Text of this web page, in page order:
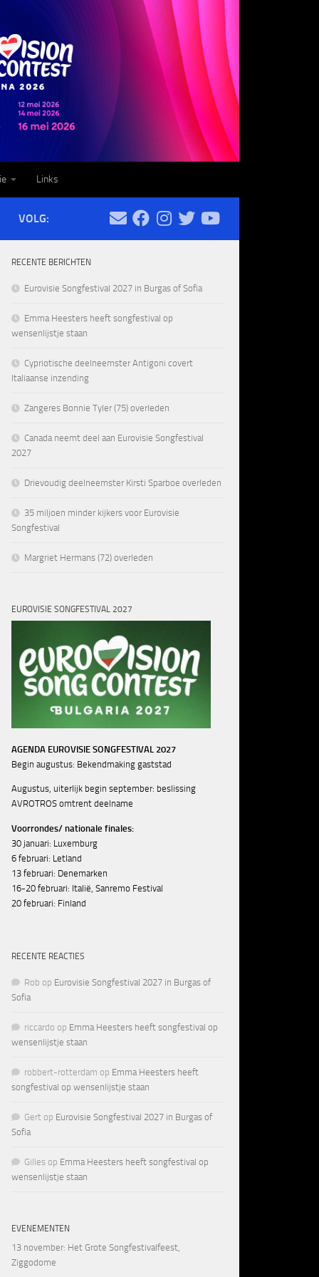
Links
VOLG:
RECENTE BERICHTEN
Eurovisie Songfestival 2027 in Burgas of Sofia
Emma Heesters heeft songfestival op
wensenlijstje staan
Cypriotische deelneemster Antigoni covert
Italiaanse inzending
Zangeres Bonnie Tyler (75) overleden
Canada neemt deel aan Eurovisie Songfestival
2027
Drievoudig deelneemster Kirsti Sparboe overleden
35 miljoen minder kijkers voor Eurovisie
Songfestival
Margriet Hermans (72) overleden
EUROVISIE SONGFESTIVAL 2027
AGENDA EUROVISIE SONGFESTIVAL 2027
Begin augustus: Bekendmaking gaststad
Augustus, uiterlijk begin september: beslissing
AVROTROS omtrent deelname
Voorrondes/ nationale finales:
30 januari: Luxemburg
6 februari: Letland
13 februari: Denemarken
16-20 februari: Italië, Sanremo Festival
20 februari: Finland
RECENTE REACTIES
Rob op Eurovisie Songfestival 2027 in Burgas of
Sofia
riccardo op Emma Heesters heeft songfestival op
wensenlijstje staan
robbert-rotterdam op Emma Heesters heeft
songfestival op wensenlijstje staan
Gert op Eurovisie Songfestival 2027 in Burgas of
Sofia
Gilles op Emma Heesters heeft songfestival op
wensenlijstje staan
EVENEMENTEN
13 november: Het Grote Songfestivalfeest,
Ziggodome